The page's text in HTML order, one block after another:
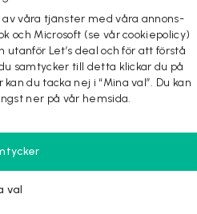
av tjänster, som
avancerade
och få hjälp att
våra tjänster med våra annons-
och Microsoft (se vår cookiepolicy)
Let’s deal och för att förstå
samtycker till detta klickar du på
du tacka nej i “Mina val”. Du kan
ner på vår hemsida.
val